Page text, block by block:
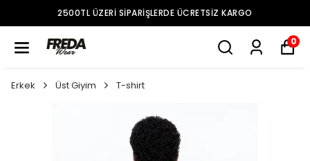
2500TL ÜZERI SIPARIŞLERDE ÜCRETSIZ KARGO
0
Erkek Üst Giyim T-shirt